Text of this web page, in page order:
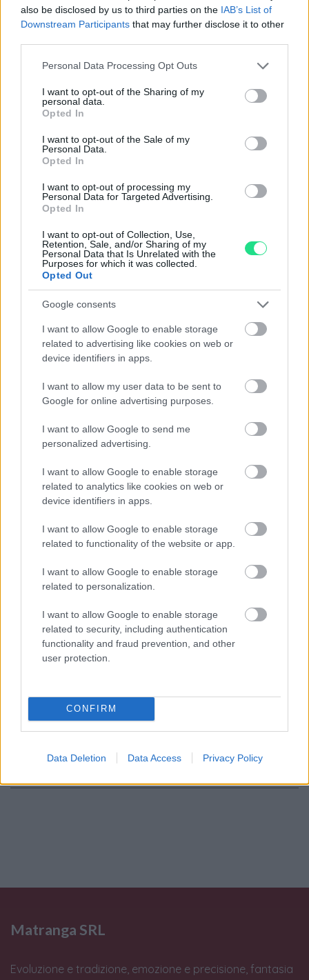
also be disclosed by us to third parties on the IAB’s List of
Downstream Participants that may further disclose it to other
Please note that this website/app uses one or more Google
not limited to your visit or usage behaviour. You may click to
grant or deny consent to Google and its third-party tags to
use your data for below specified purposes in below Google
consent section.
Personal Data Processing Opt Outs
I want to opt-out of the Sharing of my
personal data.
Opted In
I want to opt-out of the Sale of my
Personal Data.
Opted In
I want to opt-out of processing my
Personal Data for Targeted Advertising.
Opted In
I want to opt-out of Collection, Use,
Retention, Sale, and/or Sharing of my
Personal Data that Is Unrelated with the
Purposes for which it was collected.
Opted Out
Google consents
I want to allow Google to enable storage
related to advertising like cookies on web or
device identifiers in apps.
I want to allow my user data to be sent to
Google for online advertising purposes.
I want to allow Google to send me
personalized advertising.
I want to allow Google to enable storage
related to analytics like cookies on web or
device identifiers in apps.
I want to allow Google to enable storage
related to functionality of the website or app.
I want to allow Google to enable storage
related to personalization.
I want to allow Google to enable storage
related to security, including authentication
functionality and fraud prevention, and other
user protection.
CONFIRM
Data Deletion Data Access Privacy Policy
Reso facile e gratuitoentro 28 giorni.
Spedizione gratuitaper ordini superiori a 150 euro.
Per maggiori dettagli consultate la nostraGuida
all'acquisto
Contattaci per richiedere maggiori
informazioni o prenotare una
Cognome e Nome *
Numero di telefono
*
Consenso al
personali *
Caratteristiche: Anello veretta-
Brillanti 0,40ct. H-VS1, oro 18kt. peso
totale 3,4gr.
Matranga SRL
Evoluzione e tradizione, emozione e precisione, fantasia